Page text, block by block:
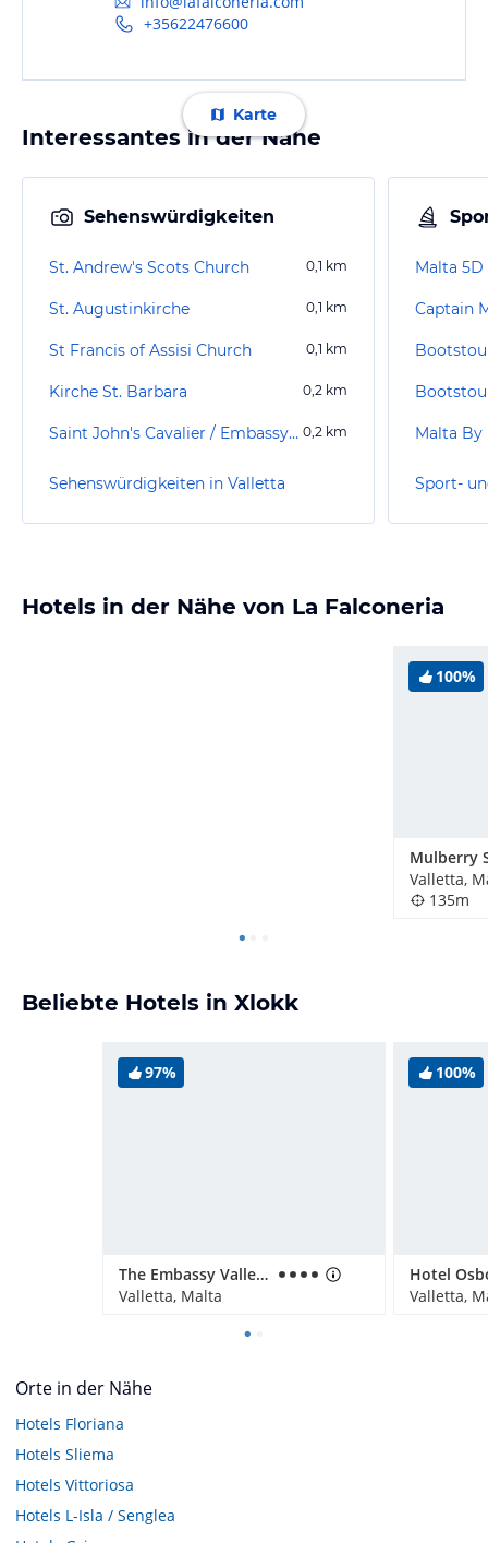
+35622476600
Karte
Interessantes in der Nähe
Sehenswürdigkeiten
St. Andrew's Scots Church 0,1 km
St. Augustinkirche 0,1 km
St Francis of Assisi Church 0,1 km
Kirche St. Barbara 0,2 km
Saint John's Cavalier / Embassy of the Sovereign Military Order of Malta 0,2 km
Sehenswürdigkeiten in Valletta
Malta 5D
Captain
Malta By
Sport-
Hotels in der Nähe von La Falconeria
100%
Valletta,
135m
Beliebte Hotels in Xlokk
97%
The Embassy Valletta Hotel
Valletta, Malta
100%
Hotel
Valletta,
Orte in der Nähe
Hotels Floriana
Hotels Sliema
Hotels Vittoriosa
Hotels L-Isla / Senglea